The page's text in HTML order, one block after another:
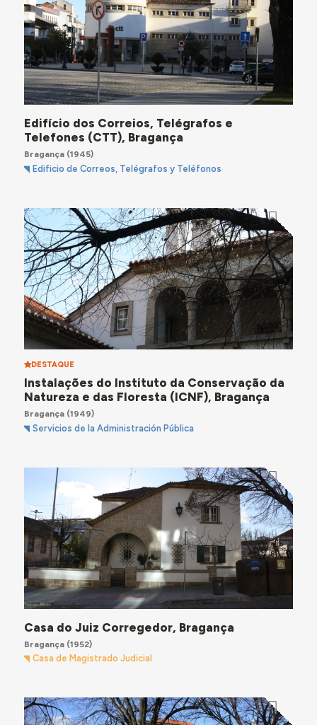
Edifício dos Correios, Telégrafos e
Telefones (CTT), Bragança
Bragança(1945)
Edificio de Correos, Telégrafos y Teléfonos
DESTAQUE
Instalações do Instituto da Conservação da
Natureza e das Floresta (ICNF), Bragança
Bragança(1949)
Servicios de la Administración Pública
Casa do Juiz Corregedor, Bragança
Bragança(1952)
Casa de Magistrado Judicial